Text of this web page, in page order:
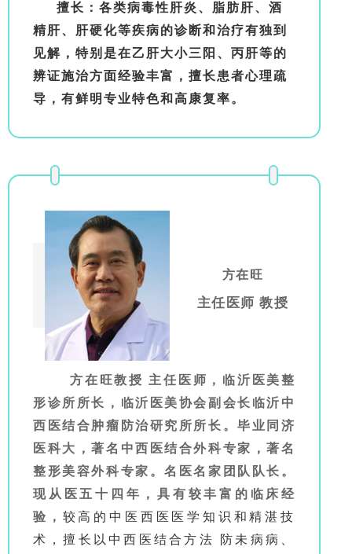
擅长：各类病毒性肝炎、脂肪肝、酒
精肝、肝硬化等疾病的诊断和治疗有独到
见解，特别是在乙肝大小三阳、丙肝等的
辨证施治方面经验丰富，擅长患者心理疏
导，有鲜明专业特色和高康复率。
方在旺
主任医师 教授
方在旺教授 主任医师，临沂医美整
形诊所所长，临沂医美协会副会长临沂中
西医结合肿瘤防治研究所所长。毕业同济
医科大，著名中西医结合外科专家，著名
整形美容外科专家。名医名家团队队长。
现从医五十四年，具有较丰富的临床经
验， 较高的中医西医医学知识和精湛技
术，擅长以中西医结合方法 防未病病、